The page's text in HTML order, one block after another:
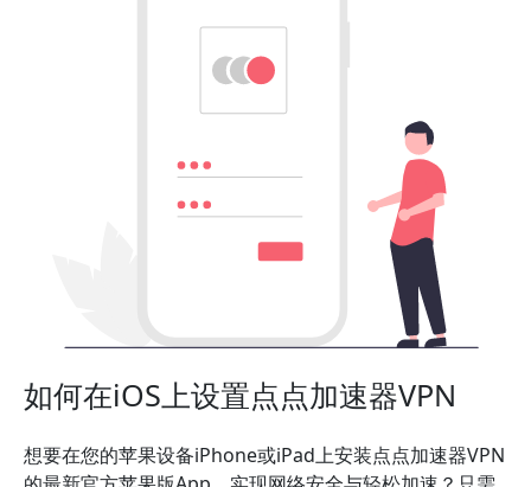
如何在iOS上设置点点加速器VPN
想要在您的苹果设备iPhone或iPad上安装点点加速器VPN